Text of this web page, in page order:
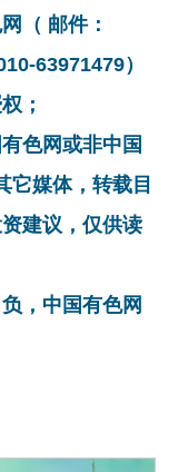
（ 邮件：
63971479）
；
色网或非中国
它媒体，转载目
建议，仅供读
，中国有色网